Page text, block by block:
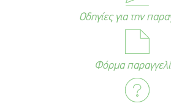
Οδηγίες για την
Φόρμα